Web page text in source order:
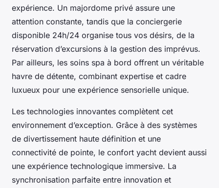
expérience. Un majordome privé assure une
attention constante, tandis que la conciergerie
disponible 24h/24 organise tous vos désirs, de la
réservation d’excursions à la gestion des imprévus.
Par ailleurs, les soins spa à bord offrent un véritable
havre de détente, combinant expertise et cadre
luxueux pour une expérience sensorielle unique.
Les technologies innovantes complètent cet
environnement d’exception. Grâce à des systèmes
de divertissement haute définition et une
connectivité de pointe, le confort yacht devient aussi
une expérience technologique immersive. La
synchronisation parfaite entre innovation et